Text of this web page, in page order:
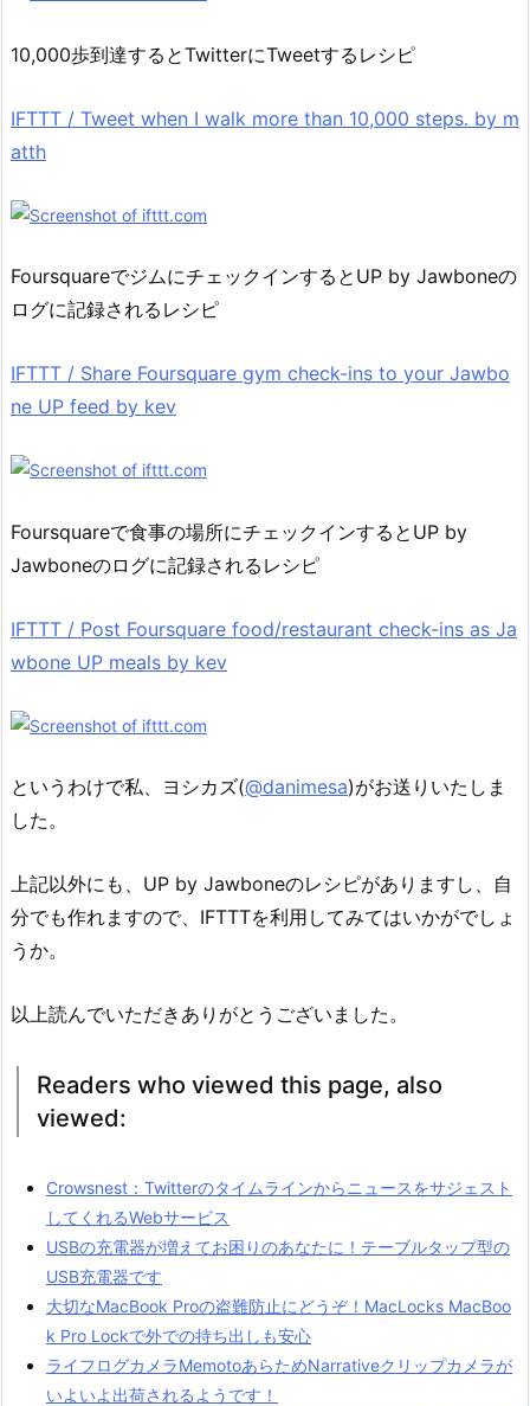
10,000歩到達するとTwitterにTweetするレシピ
IFTTT / Tweet when I walk more than 10,000 steps. by m
atth
FoursquareでジムにチェックインするとUP by Jawboneの
ログに記録されるレシピ
IFTTT / Share Foursquare gym check-ins to your Jawbo
ne UP feed by kev
Foursquareで食事の場所にチェックインするとUP by
Jawboneのログに記録されるレシピ
IFTTT / Post Foursquare food/restaurant check-ins as Ja
wbone UP meals by kev
というわけで私、ヨシカズ(@danimesa)がお送りいたしま
した。
上記以外にも、UP by Jawboneのレシピがありますし、自
分でも作れますので、IFTTTを利用してみてはいかがでしょ
うか。
以上読んでいただきありがとうございました。
Readers who viewed this page, also
viewed:
Crowsnest：Twitterのタイムラインからニュースをサジェスト
してくれるWebサービス
USBの充電器が増えてお困りのあなたに！テーブルタップ型の
USB充電器です
大切なMacBook Proの盗難防止にどうぞ！MacLocks MacBoo
k Pro Lockで外での持ち出しも安心
ライフログカメラMemotoあらためNarrativeクリップカメラが
いよいよ出荷されるようです！